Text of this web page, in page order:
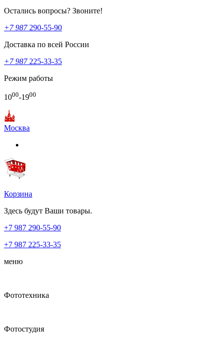
Остались вопросы? Звоните!
+7 987290-55-90
Доставка по всей России
+7 987225-33-35
Режим работы
1000-1900
Москва
Корзина
Здесь будут Ваши товары.
+7 987 290-55-90
+7 987 225-33-35
меню
Фототехника
Фотостудия